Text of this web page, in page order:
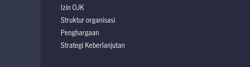
Izin OJK
Struktur organisasi
Penghargaan
Strategi Keberlanjutan